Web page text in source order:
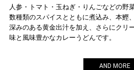
人参・トマト・玉ねぎ・りんごなどの野
数種類のスパイスとともに煮込み、本鰹
深みのある黄金出汁を加え、さらにクリ
味と風味豊かなカレーうどんです。
AND MORE